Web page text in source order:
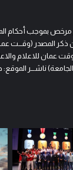
مرخص بموجب أحكام
ذكر المصدر (وقـــت
عمان للاعلام
ناشـــر الموقع: